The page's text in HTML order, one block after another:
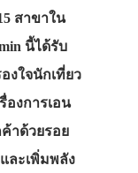
สาขาใน
นี้ได้รับ
งใจนักเที่ยว
องการเอน
าด้วยรอย
ละเพิ่มพลัง
ส
ทาง
ะน่ารู้